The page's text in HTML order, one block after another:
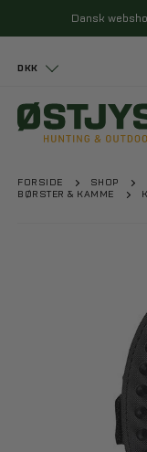
Dansk
DKK
FORSIDE SHOP
BØRSTER & KAMME